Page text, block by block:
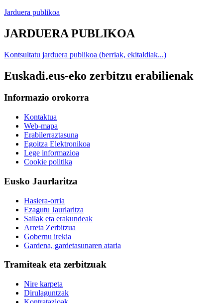
Jarduera publikoa
JARDUERA PUBLIKOA
Kontsultatu jarduera publikoa (berriak, ekitaldiak...)
Euskadi.eus-eko zerbitzu erabilienak
Informazio orokorra
Kontaktua
Web-mapa
Erabilerraztasuna
Egoitza Elektronikoa
Lege informazioa
Cookie politika
Eusko Jaurlaritza
Hasiera-orria
Ezagutu Jaurlaritza
Sailak eta erakundeak
Arreta Zerbitzua
Gobernu irekia
Gardena, gardetasunaren ataria
Tramiteak eta zerbitzuak
Nire karpeta
Dirulaguntzak